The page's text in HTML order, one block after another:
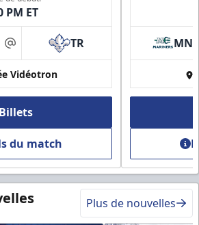
PM ET
at TR
Vidéotron
du match
MNE
Plus de nouvelles